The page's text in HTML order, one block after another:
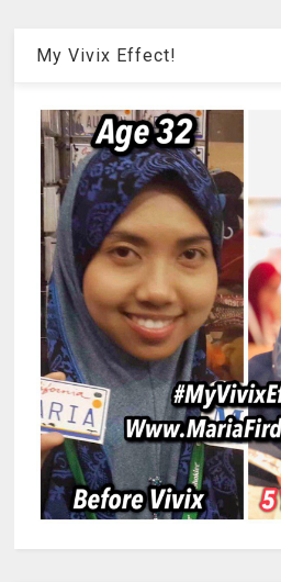
My Vivix Effect!